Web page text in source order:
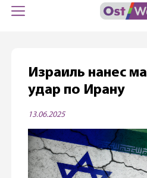
Израиль нанес
удар по Ирану
13.06.2025